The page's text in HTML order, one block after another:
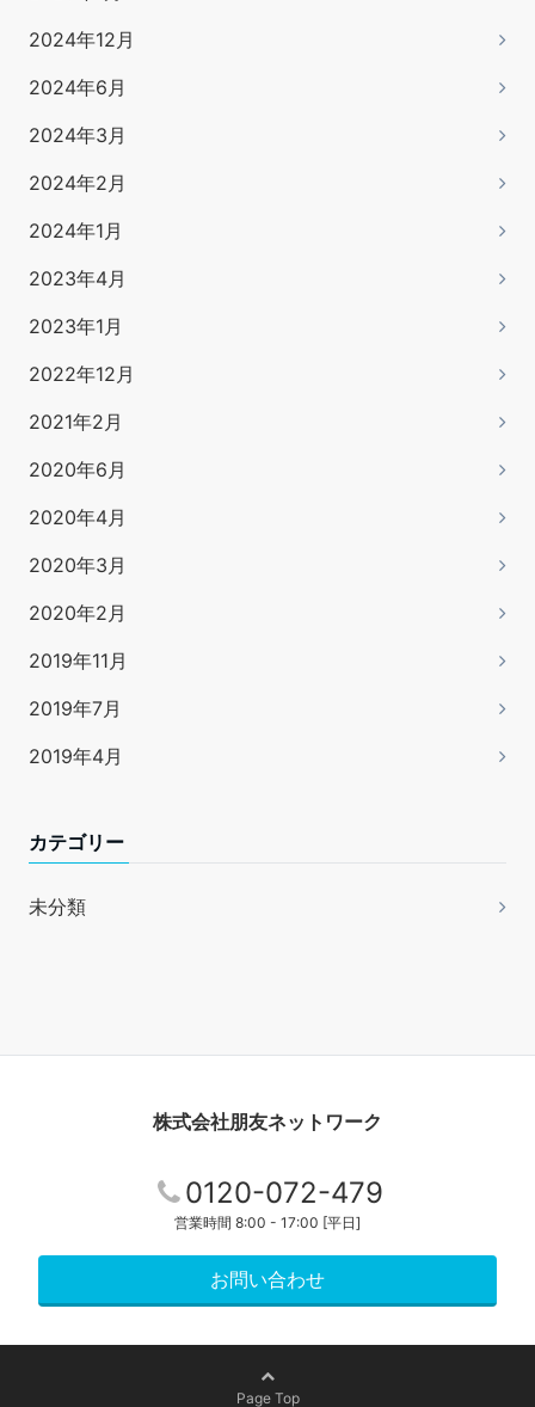
2024年12月
2024年6月
2024年3月
2024年2月
2024年1月
2023年4月
2023年1月
2022年12月
2021年2月
2020年6月
2020年4月
2020年3月
2020年2月
2019年11月
2019年7月
2019年4月
カテゴリー
未分類
株式会社朋友ネットワーク
0120-072-479
営業時間 8:00 - 17:00 [平日]
お問い合わせ
Page Top